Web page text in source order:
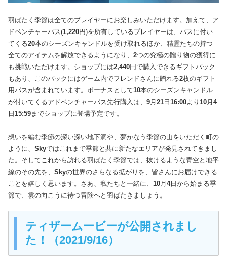
羽ばたく季節は全てのプレイヤーにお楽しみいただけます。加えて、ア
ドベンチャーパス(1,220円)を所有しているプレイヤーは、パスに付い
てくる20本のシーズンキャンドルを受け取れるほか、精霊たちの持つ
全てのアイテムを解放できるようになり、 2つの究極の贈り物の獲得に
も挑戦いただけます。ショップには2,440円で購入できるギフトパック
もあり、このパックにはゲーム内でフレンドさんに贈れる2枚のギフト
用パスが含まれています。ボーナスとして10本のシーズンキャンドル
が付いてくるアドベンチャーパス先行購入は、 9月 21 日 16:00より 10月 4
日 15:59までショップに登場予定です。
想いを編む季節の深い深い地下洞や、夢かなう季節の山をいただく町の
ように、 Skyではこれまで季節と共に新たなエリアが発見されてきまし
た。そしてこれから訪れる羽ばたく季節では、抜けるような青空と地平
線のその先を、 Skyの世界のさらなる拡がりを、皆さんにお届けできる
ことを嬉しく思います。さあ、私たちと一緒に、 10月 4日から始まる季
節で、雲の向こうに待つ冒険へと羽ばたきましょう。
ティザームービーが公開されまし
た！（2021/9/16）